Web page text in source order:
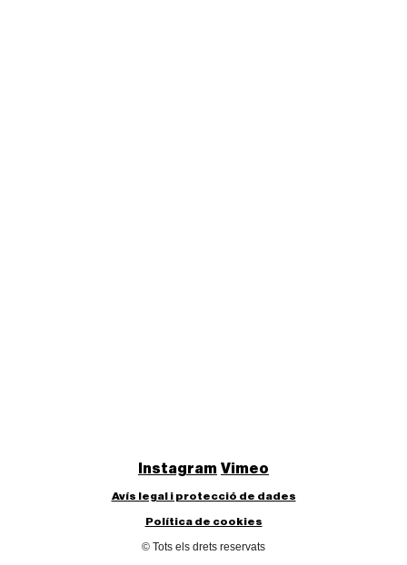
Instagram Vimeo
Avís legal i protecció de dades
Política de cookies
© Tots els drets reservats